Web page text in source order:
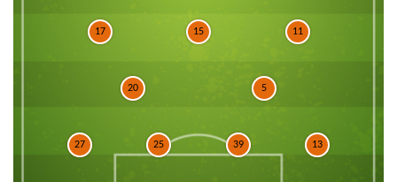
13
39
25
27
5
20
11
15
17